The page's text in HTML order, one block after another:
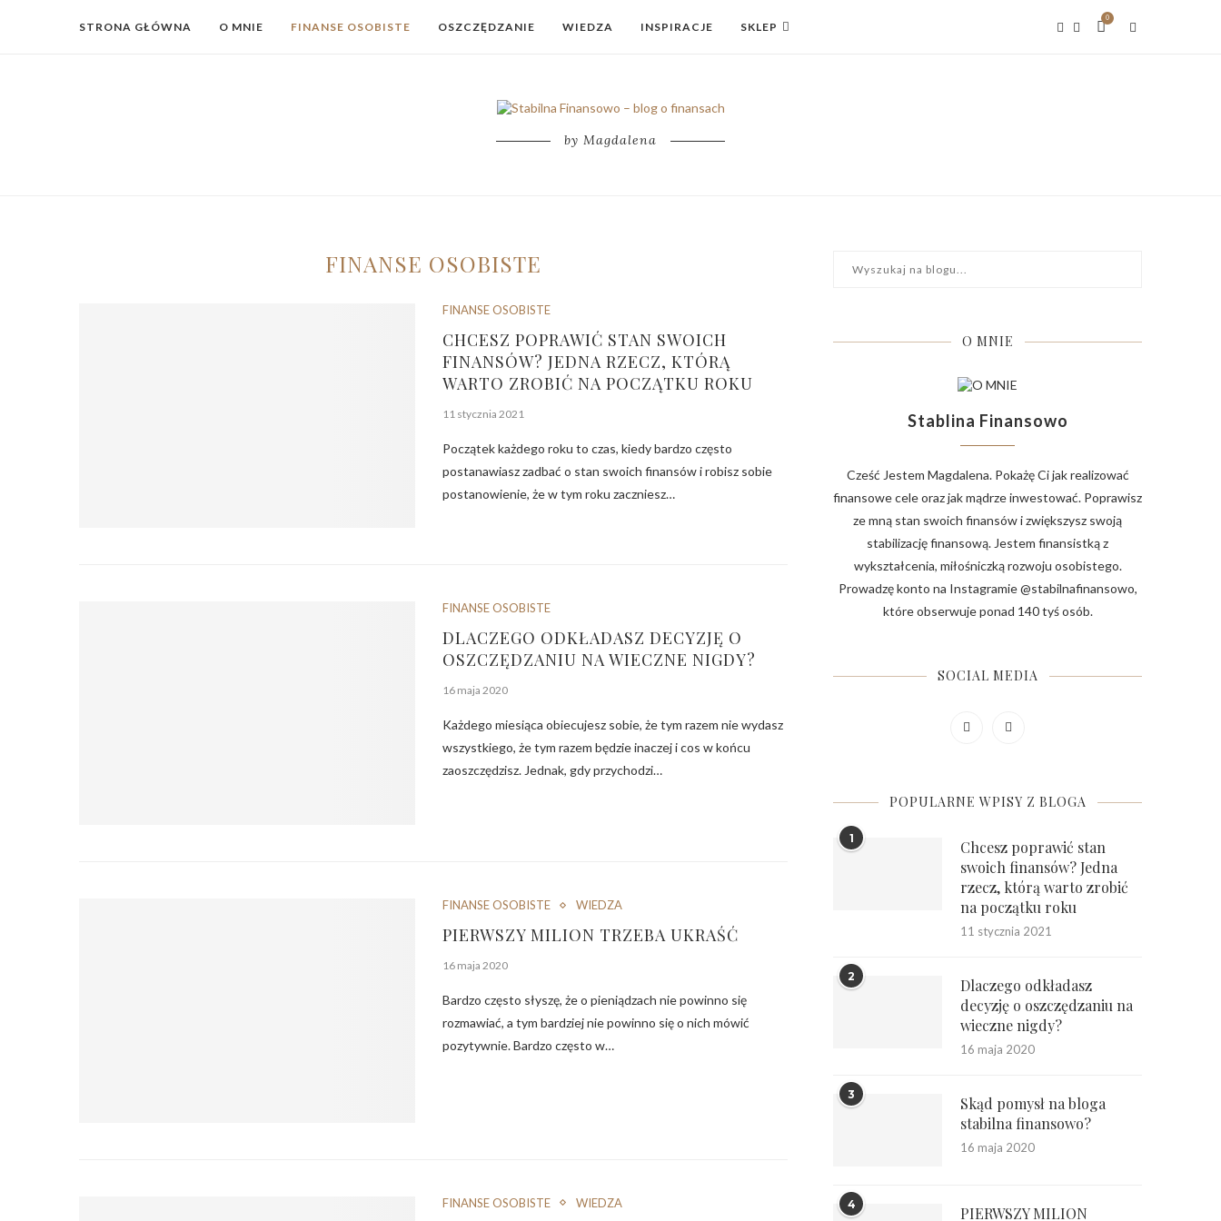
STRONA GŁÓWNA O MNIE FINANSE OSOBISTE OSZCZĘDZANIE WIEDZA INSPIRACJE SKLEP
0
by Magdalena
FINANSE OSOBISTE
FINANSE OSOBISTE
CHCESZ POPRAWIĆ STAN SWOICH
FINANSÓW? JEDNA RZECZ, KTÓRĄ
WARTO ZROBIĆ NA POCZĄTKU ROKU
11 stycznia 2021
Początek każdego roku to czas, kiedy bardzo często
postanawiasz zadbać o stan swoich finansów i robisz sobie
postanowienie, że w tym roku zaczniesz…
FINANSE OSOBISTE
DLACZEGO ODKŁADASZ DECYZJĘ O
OSZCZĘDZANIU NA WIECZNE NIGDY?
16 maja 2020
Każdego miesiąca obiecujesz sobie, że tym razem nie wydasz
wszystkiego, że tym razem będzie inaczej i cos w końcu
zaoszczędzisz. Jednak, gdy przychodzi…
FINANSE OSOBISTE WIEDZA
PIERWSZY MILION TRZEBA UKRAŚĆ
16 maja 2020
Bardzo często słyszę, że o pieniądzach nie powinno się
rozmawiać, a tym bardziej nie powinno się o nich mówić
pozytywnie. Bardzo często w…
FINANSE OSOBISTE WIEDZA
O MNIE
Stablina Finansowo
Cześć Jestem Magdalena. Pokażę Ci jak realizować
finansowe cele oraz jak mądrze inwestować. Poprawisz
ze mną stan swoich finansów i zwiększysz swoją
stabilizację finansową. Jestem finansistką z
wykształcenia, miłośniczką rozwoju osobistego.
Prowadzę konto na Instagramie @stabilnafinansowo,
które obserwuje ponad 140 tyś osób.
SOCIAL MEDIA
POPULARNE WPISY Z BLOGA
1
Chcesz poprawić stan
swoich finansów? Jedna
rzecz, którą warto zrobić
na początku roku
11 stycznia 2021
2
Dlaczego odkładasz
decyzję o oszczędzaniu na
wieczne nigdy?
16 maja 2020
3
Skąd pomysł na bloga
stabilna finansowo?
16 maja 2020
4
PIERWSZY MILION